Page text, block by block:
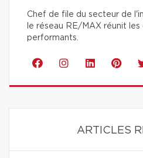
Chef de file du secteur de
le réseau RE/MAX réunit les
performants.
ARTICLES